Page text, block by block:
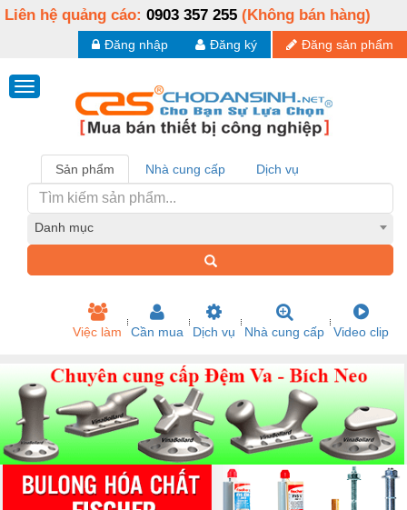
Liên hệ quảng cáo: 0903 357 255 (Không bán hàng)
Đăng sản phẩm
Đăng ký
Đăng nhập
Sản phẩm Nhà cung cấp Dịch vụ
Danh mục
Việc làm Cần mua Dịch vụ Nhà cung cấp Video clip